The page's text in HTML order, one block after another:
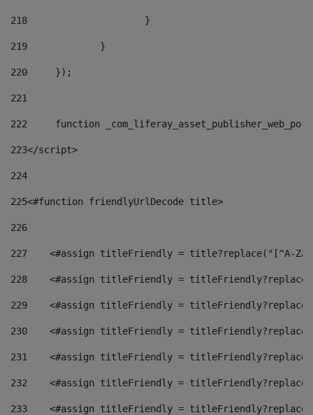
218
			}
219
		}
220
	});
221
222
function
223</script>
224
225<#function friendlyUrlDecode title>
226
227
<#assign titleFriendly = title?replace("[^A-
228
<#assign titleFriendly =
229
<#assign titleFriendly =
230
<#assign titleFriendly =
231
<#assign titleFriendly =
232
<#assign titleFriendly =
233
<#assign titleFriendly =